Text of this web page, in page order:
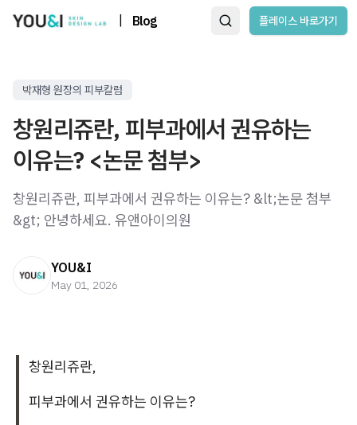
Blog 플레이스 바로가기
박재형 원장의 피부칼럼
창원리쥬란, 피부과에서 권유하는
이유는? <논문 첨부>
창원리쥬란, 피부과에서 권유하는 이유는? &lt;논문 첨부
&gt; 안녕하세요. 유앤아이의원
YOU&I
May 01, 2026
창원리쥬란,
피부과에서 권유하는 이유는?